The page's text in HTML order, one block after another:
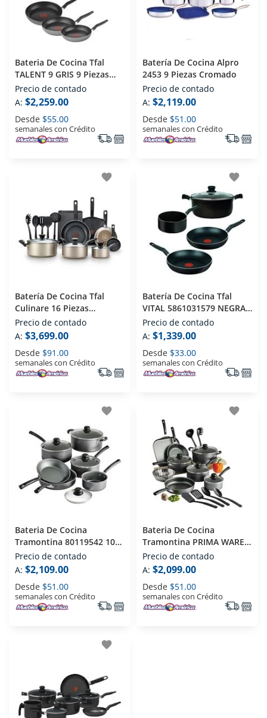
Bateria De Cocina Tfal
TALENT 9 GRIS 9 Piezas
Gris
Precio de contado
A: $2,259.00
Desde $55.00
semanales con Crédito
Batería De Cocina Alpro
2453 9 Piezas Cromado
Precio de contado
A: $2,119.00
Desde $51.00
semanales con Crédito
favorite
Batería De Cocina Tfal
Culinare 16 Piezas
Champagne
Precio de contado
A: $3,699.00
Desde $91.00
semanales con Crédito
favorite
Batería De Cocina Tfal
VITAL 5861031579 NEGRA
5 PZ 5 Piezas Negro
Precio de contado
A: $1,339.00
Desde $33.00
semanales con Crédito
favorite
Bateria De Cocina
Tramontina 80119542 10
Piezas Negro
Precio de contado
A: $2,109.00
Desde $51.00
semanales con Crédito
favorite
Bateria De Cocina
Tramontina PRIMA WARE
80119/545 18 Piezas Negro
Precio de contado
A: $2,099.00
Desde $51.00
semanales con Crédito
favorite